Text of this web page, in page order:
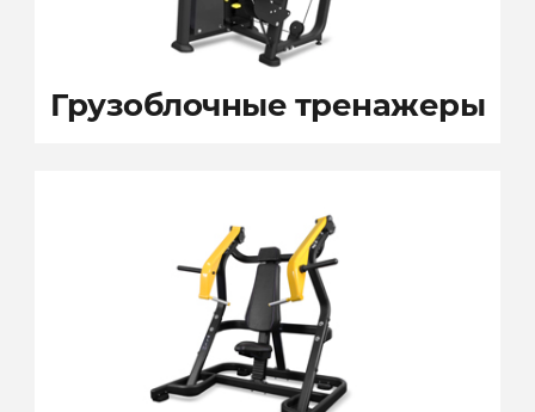
Грузоблочные тренажеры